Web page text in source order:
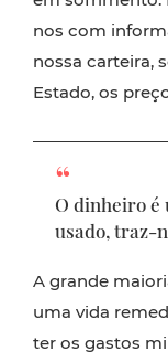
nos com
nossa carteira,
Estado, os
O dinheiro é
usado, traz-
A grande
uma vida
ter os gastos